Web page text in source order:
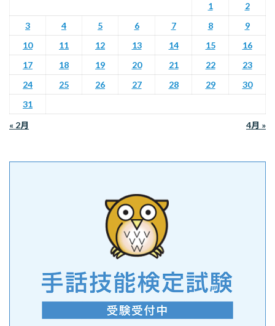
1
2
3
4 5 6 7 8
9
10
11 12 13 14 15
16
17
18 19 20 21 22
23
24
25 26 27 28 29
30
31
« 2月
4月 »